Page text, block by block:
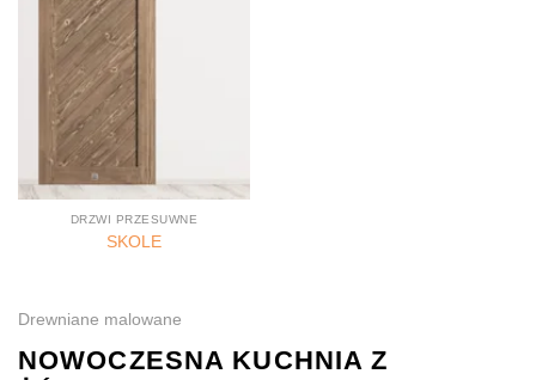
Drewniane malowane
NOWOCZESNA KUCHNIA Z
DRZWI PRZESUWNE
SKOLE